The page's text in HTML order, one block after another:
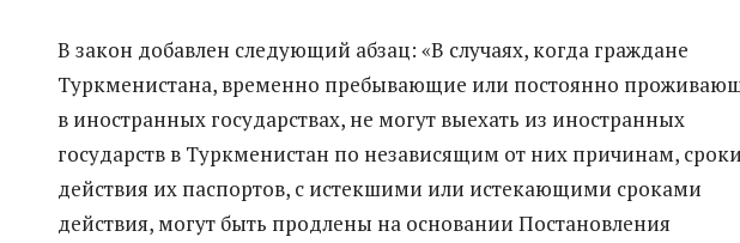
В закон добавлен следующий абзац: «В случаях, когда граждане
Туркменистана, временно пребывающие или постоянно
в иностранных государствах, не могут выехать из иностранных
государств в Туркменистан по независящим от них причинам, сроки
действия их паспортов, с истекшими или истекающими сроками
действия, могут быть продлены на основании Постановления